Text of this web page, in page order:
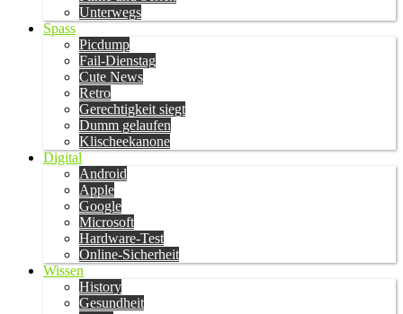
Unterwegs
Spass
Picdump
Fail-Dienstag
Cute News
Retro
Gerechtigkeit siegt
Dumm gelaufen
Klischeekanone
Digital
Android
Apple
Google
Microsoft
Hardware-Test
Online-Sicherheit
Wissen
History
Gesundheit